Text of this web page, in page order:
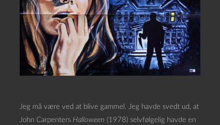
Jeg må være ved at blive gammel. Jeg havde svedt ud, at
John Carpenters Halloween (1978) selvfølgelig havde en